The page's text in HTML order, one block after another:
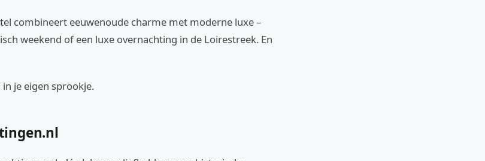
combineert eeuwenoude charme met moderne luxe –
weekend of een luxe overnachting in de Loirestreek. En
je eigen sprookje.